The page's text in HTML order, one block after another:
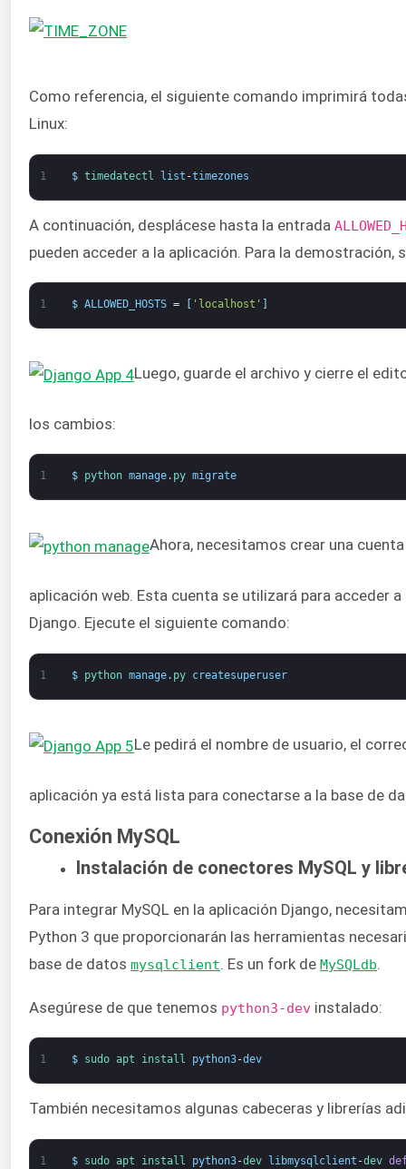
Como referencia, el siguiente comando imprimirá
Linux:
1 $ timedatectl list -timezones
A continuación, desplácese hasta la entrada
pueden acceder a la aplicación. Para la demostración,
1 $ ALLOWED_HOSTS = 'localhost'
Luego, guarde el archivo y cierre el
los cambios:
1 $ python manage. py migrate
Ahora, necesitamos crear una
aplicación web. Esta cuenta se utilizará para acceder
Django. Ejecute el siguiente comando:
1 $ python manage. py createsuperuser
Le pedirá el nombre de usuario, el
aplicación ya está lista para conectarse a la base de
Conexión MySQL
Instalación de conectores MySQL y
Para integrar MySQL en la aplicación Django,
Python 3 que proporcionarán las herramientas
base de datos mysqlclient . Es un fork de MySQLdb
Asegúrese de que tenemos python3-dev instalado:
1 $ sudo apt install python3-dev
También necesitamos algunas cabeceras y librerías
1 $ sudo apt install python3-dev libmysqlclient -dev